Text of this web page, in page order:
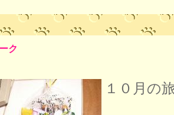
ク
１０月の